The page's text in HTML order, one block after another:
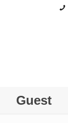
Guest